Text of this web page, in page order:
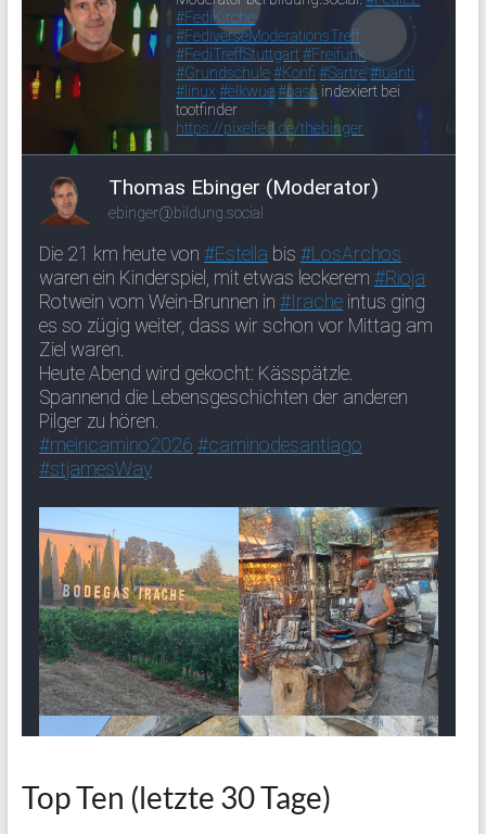
Top Ten (letzte 30 Tage)